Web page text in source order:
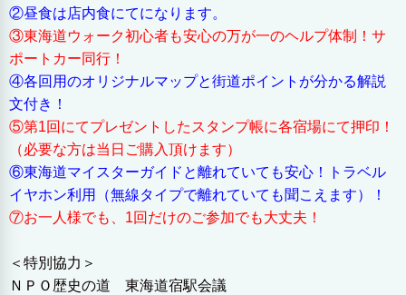
②昼食は店内食にてになります。
③東海道ウォーク初心者も安心の万が一のヘルプ体制！サ
ポートカー同行！
④各回用のオリジナルマップと街道ポイントが分かる解説
文付き！
⑤第1回にてプレゼントしたスタンプ帳に各宿場にて押印！
（必要な方は当日ご購入頂けます）
⑥東海道マイスターガイドと離れていても安心！トラベル
イヤホン利用（無線タイプで離れていても聞こえます）！
⑦お一人様でも、1回だけのご参加でも大丈夫！
＜特別協力＞
ＮＰＯ歴史の道 東海道宿駅会議